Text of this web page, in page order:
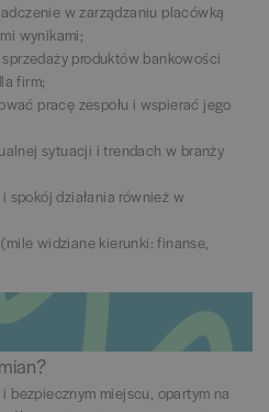
w zarządzaniu placówką
wynikami;
produktów bankowości
firm;
pracę zespołu i wspierać jego
sytuacji i trendach w branży
spokój działania również w
widziane kierunki: finanse,
bezpiecznym miejscu, opartym na